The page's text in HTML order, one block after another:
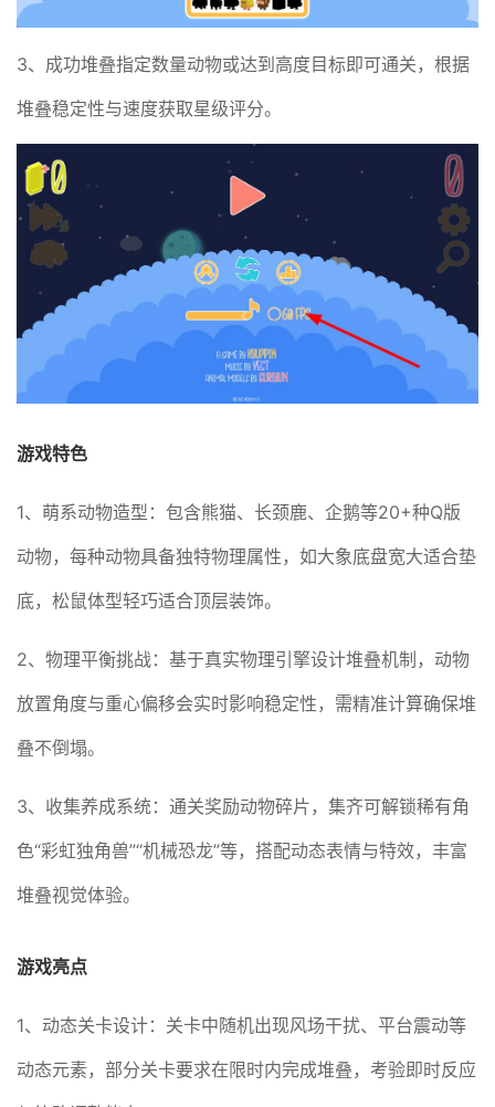
3、成功堆叠指定数量动物或达到高度目标即可通关，根据
堆叠稳定性与速度获取星级评分。
游戏特色
1、萌系动物造型：包含熊猫、长颈鹿、企鹅等20+种Q版
动物，每种动物具备独特物理属性，如大象底盘宽大适合垫
底，松鼠体型轻巧适合顶层装饰。
2、物理平衡挑战：基于真实物理引擎设计堆叠机制，动物
放置角度与重心偏移会实时影响稳定性，需精准计算确保堆
叠不倒塌。
3、收集养成系统：通关奖励动物碎片，集齐可解锁稀有角
色“彩虹独角兽”“机械恐龙”等，搭配动态表情与特效，丰富
堆叠视觉体验。
游戏亮点
1、动态关卡设计：关卡中随机出现风场干扰、平台震动等
动态元素，部分关卡要求在限时内完成堆叠，考验即时反应